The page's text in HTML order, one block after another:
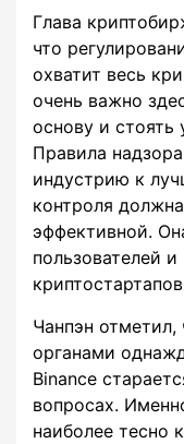
Глава
что
охватит весь
очень важно
основу и
Правила
индустрию к
контроля
эффективной.
пользователей
Чанпэн
органами
Binance
вопросах.
наиболее тесно